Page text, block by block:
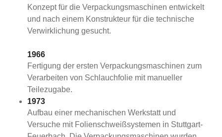
Konzept für die Verpackungsmaschinen entwickelt
und nach einem Konstrukteur für die technische
Verwirklichung gesucht.
1966
Fertigung der ersten Verpackungsmaschinen zum
Verarbeiten von Schlauchfolie mit manueller
Teilezugabe.
1973
Aufbau einer mechanischen Werkstatt und
Versuche mit Folienschweißsystemen in Stuttgart-